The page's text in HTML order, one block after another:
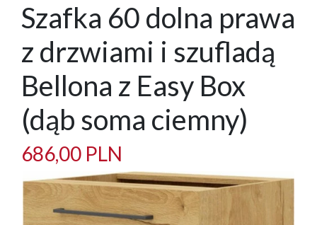
Szafka 60 dolna prawa
z drzwiami i szufladą
Bellona z Easy Box
(dąb soma ciemny)
686,00 PLN